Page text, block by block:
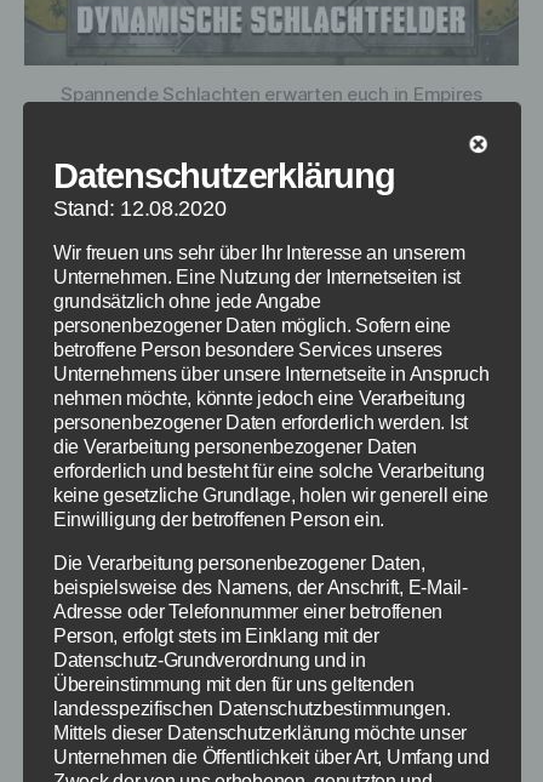
Spannende Schlachten erwarten euch in Empires
Seit wenigen Tagen ist die App Empires and
etlichen Jahren gab es ein Spiel mit dem
gleichen Namen auf Facebook, welches dann
eingestellt worden ist. Nun gibt es Spiel mit
veränderten Spielprinzip für Smartphone
sowie Tablet. Das Spiel wurde bereits vor
einiger Zeit angekündigt (wir berichteten).
Veröffentlicht wird […]
Schlagwörter
App,iPhone,iPad ,Android,Empires and Allies
Kategorien
APPS SPIELE APPS
DomiNations: Aufbau-
Strategie-Spiel für
Datenschutzerklärung
Stand: 12.08.2020
Wir freuen uns sehr über Ihr Interesse an unserem
Unternehmen. Eine Nutzung der Internetseiten ist
grundsätzlich ohne jede Angabe
personenbezogener Daten möglich. Sofern eine
betroffene Person besondere Services unseres
Unternehmens über unsere Internetseite in Anspruch
nehmen möchte, könnte jedoch eine Verarbeitung
personenbezogener Daten erforderlich werden. Ist
die Verarbeitung personenbezogener Daten
erforderlich und besteht für eine solche Verarbeitung
keine gesetzliche Grundlage, holen wir generell eine
Einwilligung der betroffenen Person ein.
Die Verarbeitung personenbezogener Daten,
beispielsweise des Namens, der Anschrift, E-Mail-
Adresse oder Telefonnummer einer betroffenen
Person, erfolgt stets im Einklang mit der
Datenschutz-Grundverordnung und in
Übereinstimmung mit den für uns geltenden
landesspezifischen Datenschutzbestimmungen.
Mittels dieser Datenschutzerklärung möchte unser
Unternehmen die Öffentlichkeit über Art, Umfang und